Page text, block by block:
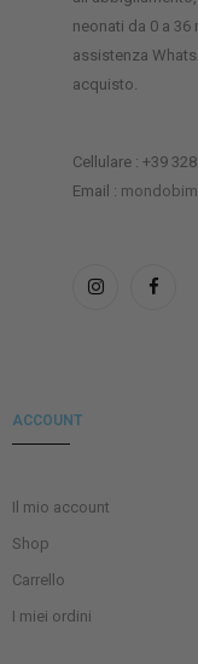
neonati da 0 a 36
assistenza
acquisto.
Cellulare : +39
Email :
ACCOUNT
Il mio account
Shop
Carrello
I miei ordini